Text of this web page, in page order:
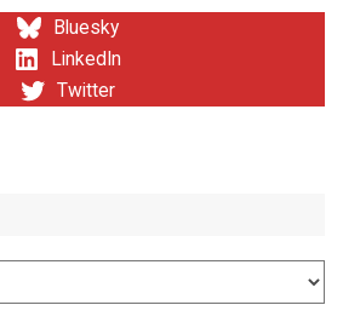
Bluesky
LinkedIn
Twitter